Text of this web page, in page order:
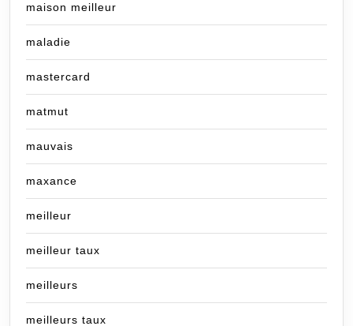
maison meilleur
maladie
mastercard
matmut
mauvais
maxance
meilleur
meilleur taux
meilleurs
meilleurs taux